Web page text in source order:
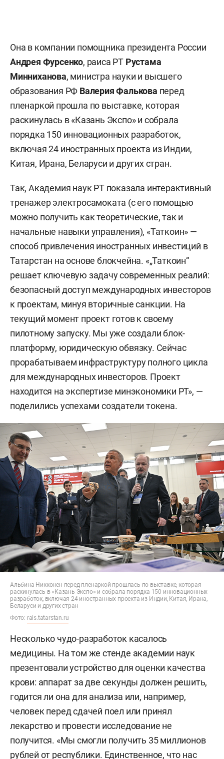
Она в компании помощника президента России
Андрея Фурсенко, раиса РТ Рустама
Минниханова, министра науки и высшего
образования РФ Валерия Фалькова перед
пленаркой прошла по выставке, которая
раскинулась в «Казань Экспо» и собрала
порядка 150 инновационных разработок,
включая 24 иностранных проекта из Индии,
Китая, Ирана, Беларуси и других стран.
Так, Академия наук РТ показала интерактивный
тренажер электросамоката (с его помощью
можно получить как теоретические, так и
начальные навыки управления), «Таткоин» —
способ привлечения иностранных инвестиций в
Татарстан на основе блокчейна. «„Таткоин“
решает ключевую задачу современных реалий:
безопасный доступ международных инвесторов
к проектам, минуя вторичные санкции. На
текущий момент проект готов к своему
пилотному запуску. Мы уже создали блок-
платформу, юридическую обвязку. Сейчас
прорабатываем инфраструктуру полного цикла
для международных инвесторов. Проект
находится на экспертизе минэкономики РТ», —
поделились успехами создатели токена.
Альбина Никконен перед пленаркой прошлась по выставке, которая
раскинулась в «Казань Экспо» и собрала порядка 150 инновационных
разработок, включая 24 иностранных проекта из Индии, Китая, Ирана,
Беларуси и других стран
Фото: rais.tatarstan.ru
Несколько чудо-разработок касалось
медицины. На том же стенде академии наук
презентовали устройство для оценки качества
крови: аппарат за две секунды должен решить,
годится ли она для анализа или, например,
человек перед сдачей поел или принял
лекарство и провести исследование не
получится. «Мы смогли получить 35 миллионов
рублей от республики. Единственное, что нас